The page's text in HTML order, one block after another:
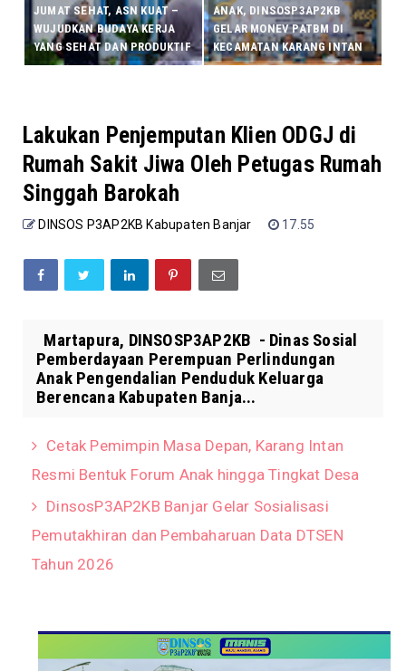
JUMAT SEHAT, ASN KUAT –
WUJUDKAN BUDAYA KERJA
YANG SEHAT DAN PRODUKTIF
ANAK, DINSOSP3AP2KB
GELAR MONEV PATBM DI
KECAMATAN KARANG INTAN
Lakukan Penjemputan Klien ODGJ di
Rumah Sakit Jiwa Oleh Petugas Rumah
Singgah Barokah
DINSOS P3AP2KB Kabupaten Banjar 17.55
Martapura, DINSOSP3AP2KB - Dinas Sosial
Pemberdayaan Perempuan Perlindungan
Anak Pengendalian Penduduk Keluarga
Berencana Kabupaten Banja...
Cetak Pemimpin Masa Depan, Karang Intan
Resmi Bentuk Forum Anak hingga Tingkat Desa
DinsosP3AP2KB Banjar Gelar Sosialisasi
Pemutakhiran dan Pembaharuan Data DTSEN
Tahun 2026